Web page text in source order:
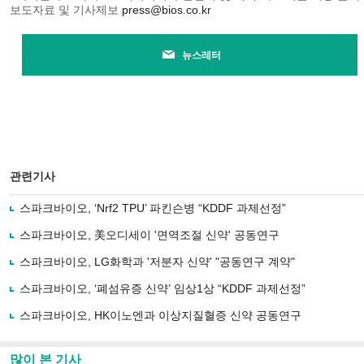
보도자료 및 기사제보 press@bios.co.kr
뉴스레터
관련기사
스파크바이오, ‘Nrf2 TPU’ 파킨슨병 “KDDF 과제선정”
스파크바이오, 美오디세이 '면역조절 신약' 공동연구
스파크바이오, LG화학과 '저분자 신약' "공동연구 계약"
스파크바이오, ‘폐섬유증 신약’ 임상1상 “KDDF 과제선정”
스파크바이오, HK이노엔과 이상지질혈증 신약 공동연구
많이 본 기사